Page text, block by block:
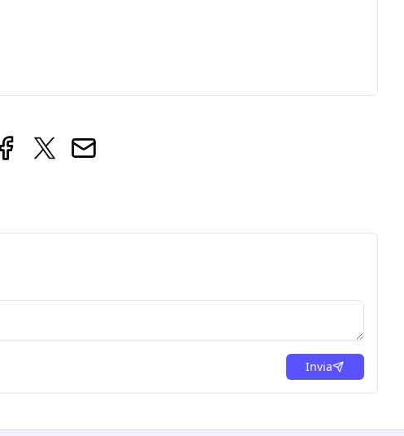
Invia